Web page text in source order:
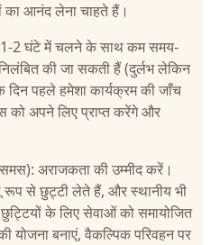
का आनंद लेना चाहते हैं।
1-2 घंटे में चलने के साथ कम समय-
की जा सकती हैं (दुर्लभ लेकिन
पहले हमेशा कार्यक्रम की जाँच
अपने लिए प्राप्त करेंगे और
अराजकता की उम्मीद करें।
रूप से छुट्टी लेते हैं, और स्थानीय भी
के लिए सेवाओं को समायोजित
योजना बनाएं, वैकल्पिक परिवहन पर